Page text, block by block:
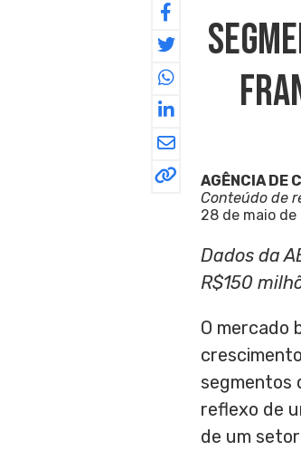
AGÊNCIA DE
Conteúdo de
28 de maio de
Dados da
R$150
O mercado
segmentos
reflexo de
de um